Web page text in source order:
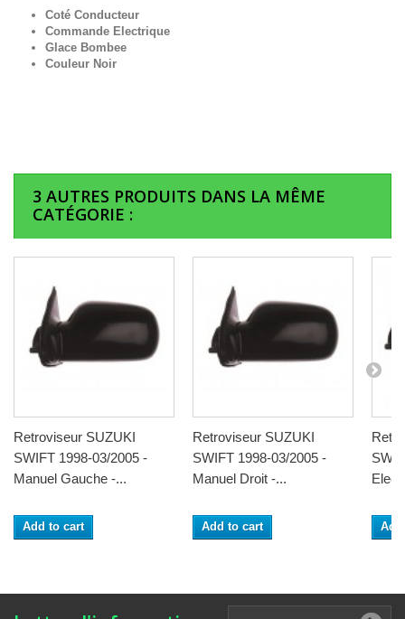
Coté Conducteur
Commande Electrique
Glace Bombee
Couleur Noir
3 AUTRES PRODUITS DANS LA MÊME
CATÉGORIE :
Retroviseur SUZUKI
SWIFT 1998-03/2005 -
Manuel Gauche -...
Add to cart
Retroviseur SUZUKI
SWIFT 1998-03/2005 -
Manuel Droit -...
Add to cart